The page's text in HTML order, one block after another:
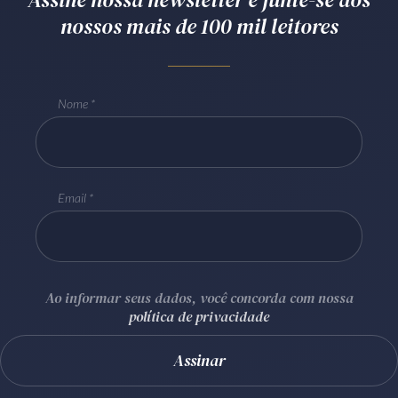
Receba por RSS
Batel Curitiba/PR CEP80240-000
nossos mais de 100 mil leitores
Nome
Email
Ao informar seus dados, você concorda com nossa
política de privacidade